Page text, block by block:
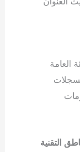
العامة
التقنية